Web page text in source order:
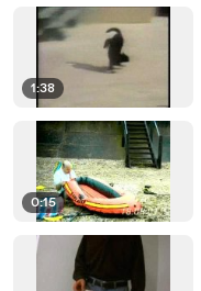
1:38
0:15